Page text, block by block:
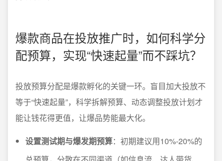
爆款商品在投放推广时，如何科学分
配预算，实现“快速起量”而不踩坑？
投放预算分配是爆款孵化的关键一环。盲目加大投放不
等于“快速起量”，科学拆解预算、动态调整投放计划才
能让钱花得更值，让爆品势能最大化。
设置测试期与爆发期预算：初期建议用10%-20%的